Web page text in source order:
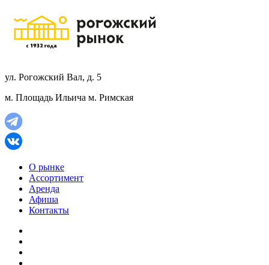
ул. Рогожский Вал, д. 5
м. Площадь Ильича м. Римская
О рынке
Ассортимент
Аренда
Афиша
Контакты